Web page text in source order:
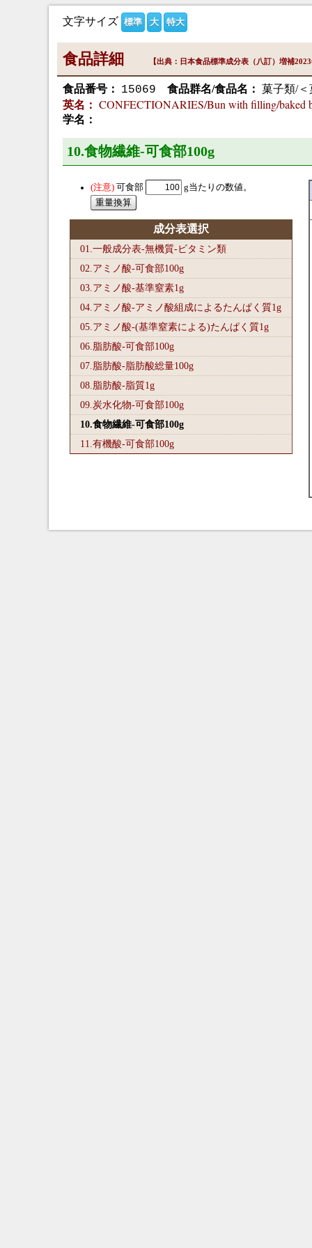
文字サイズ 標準 大 特大
食品詳細 【出典：日本食品標準成分表（八訂）増補
食品番号： 15069 食品群名/食品名： 菓子類/
英名： CONFECTIONARIES/Bun with filling/baked
学名：
10.食物繊維-可食部100g
可食部 g当たりの数値。
成分表選択
01.一般成分表-無機質-ビタミン類
02.アミノ酸-可食部100g
03.アミノ酸-基準窒素1g
04.アミノ酸-アミノ酸組成によるたんぱく質1g
05.アミノ酸-(基準窒素による)たんぱく質1g
06.脂肪酸-可食部100g
07.脂肪酸-脂肪酸総量100g
08.脂肪酸-脂質1g
09.炭水化物-可食部100g
10.食物繊維-可食部100g
11.有機酸-可食部100g